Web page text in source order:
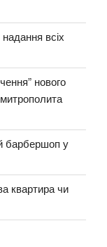
всіх
нового
барбершоп у
квартира чи